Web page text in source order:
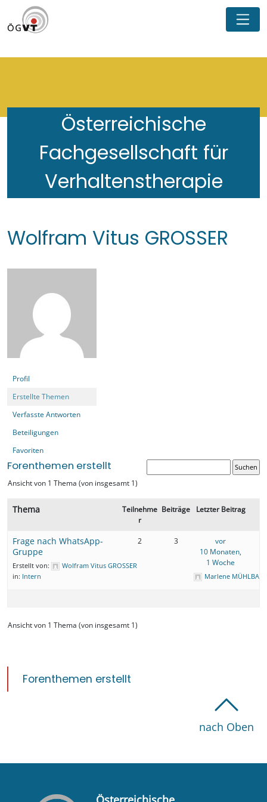
Österreichische
Fachgesellschaft für
Verhaltenstherapie
Wolfram Vitus GROSSER
Profil
Erstellte Themen
Verfasste Antworten
Beteiligungen
Favoriten
Forenthemen erstellt
Ansicht von 1 Thema (von insgesamt 1)
Thema
Teilnehme
r
Beiträge Letzter Beitrag
Frage nach WhatsApp-
Gruppe
Erstellt von:
Wolfram Vitus GROSSER
in: Intern
2 3
vor
10 Monaten,
1 Woche
Marlene
Ansicht von 1 Thema (von insgesamt 1)
Forenthemen erstellt
nach Oben